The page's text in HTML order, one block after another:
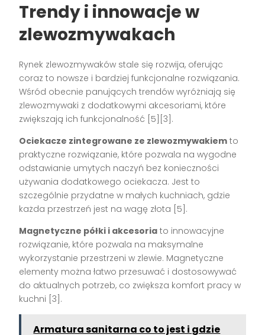
Trendy i innowacje w
zlewozmywakach
Rynek zlewozmywaków stale się rozwija, oferując
coraz to nowsze i bardziej funkcjonalne rozwiązania.
Wśród obecnie panujących trendów wyróżniają się
zlewozmywaki z dodatkowymi akcesoriami, które
zwiększają ich funkcjonalność [5][3].
Ociekacze zintegrowane ze zlewozmywakiem to
praktyczne rozwiązanie, które pozwala na wygodne
odstawianie umytych naczyń bez konieczności
używania dodatkowego ociekacza. Jest to
szczególnie przydatne w małych kuchniach, gdzie
każda przestrzeń jest na wagę złota [5].
Magnetyczne półki i akcesoria to innowacyjne
rozwiązanie, które pozwala na maksymalne
wykorzystanie przestrzeni w zlewie. Magnetyczne
elementy można łatwo przesuwać i dostosowywać
do aktualnych potrzeb, co zwiększa komfort pracy w
kuchni [3].
Armatura sanitarna co to jest i gdzie